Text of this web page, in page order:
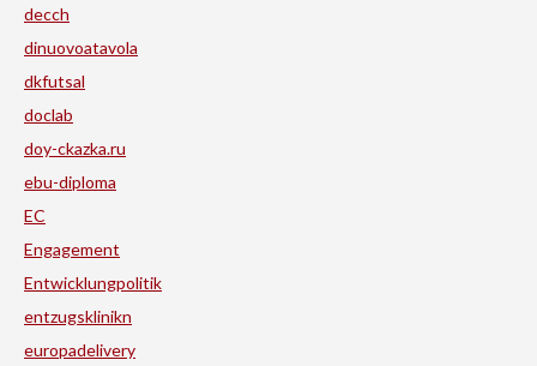
decch
dinuovoatavola
dkfutsal
doclab
doy-ckazka.ru
ebu-diploma
EC
Engagement
Entwicklungpolitik
entzugsklinikn
europadelivery